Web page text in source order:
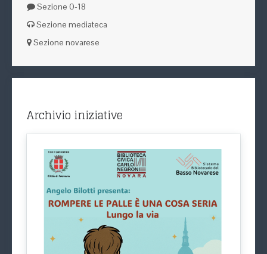
Sezione 0-18
Sezione mediateca
Sezione novarese
Archivio iniziative